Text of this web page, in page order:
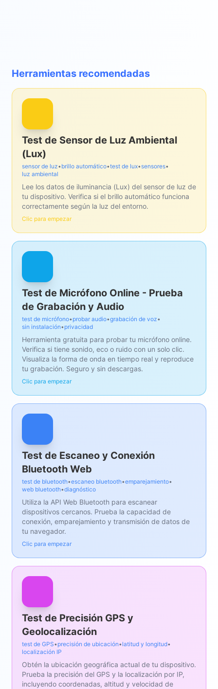
Herramientas recomendadas
Test de Sensor de Luz Ambiental
(Lux)
sensor de luz•brillo automático•test de lux•sensores•
luz ambiental
Lee los datos de iluminancia (Lux) del sensor de luz de
tu dispositivo. Verifica si el brillo automático funciona
correctamente según la luz del entorno.
Clic para empezar
Test de Micrófono Online - Prueba
de Grabación y Audio
test de micrófono•probar audio•grabación de voz•
sin instalación•privacidad
Herramienta gratuita para probar tu micrófono online.
Verifica si tiene sonido, eco o ruido con un solo clic.
Visualiza la forma de onda en tiempo real y reproduce
tu grabación. Seguro y sin descargas.
Clic para empezar
Test de Escaneo y Conexión
Bluetooth Web
test de bluetooth•escaneo bluetooth•emparejamiento•
web bluetooth•diagnóstico
Utiliza la API Web Bluetooth para escanear
dispositivos cercanos. Prueba la capacidad de
conexión, emparejamiento y transmisión de datos de
tu navegador.
Clic para empezar
Test de Precisión GPS y
Geolocalización
test de GPS•precisión de ubicación•latitud y longitud•
localización IP
Obtén la ubicación geográfica actual de tu dispositivo.
Prueba la precisión del GPS y la localización por IP,
incluyendo coordenadas, altitud y velocidad de